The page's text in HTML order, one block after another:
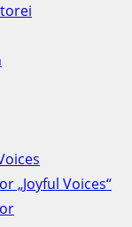
„Joyful Voices“